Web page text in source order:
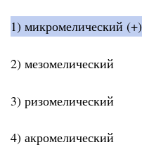
1) микромелический (+)
2) мезомелический
3) ризомелический
4) акромелический